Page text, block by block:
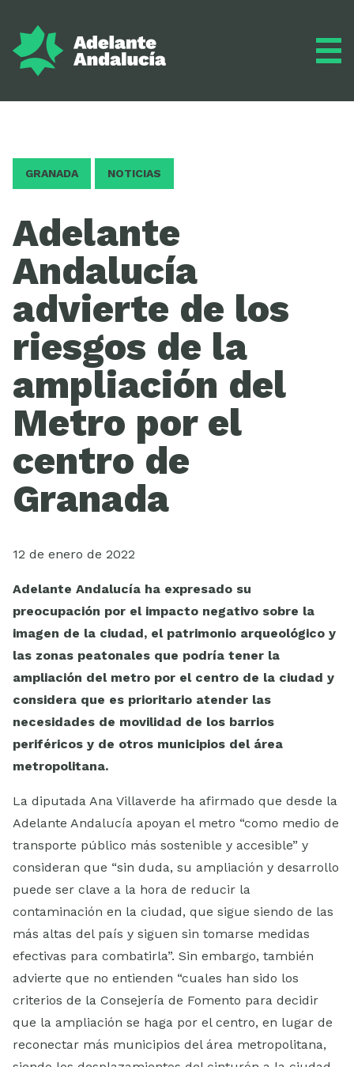
Inscríbete
ESCUELA
GRANADA NOTICIAS
Adelante
Andalucía
advierte de los
riesgos de la
ampliación del
Metro por el
centro de
Granada
12 de enero de 2022
Adelante Andalucía ha expresado su
preocupación por el impacto negativo sobre la
imagen de la ciudad, el patrimonio arqueológico y
las zonas peatonales que podría tener la
ampliación del metro por el centro de la ciudad y
considera que es prioritario atender las
necesidades de movilidad de los barrios
periféricos y de otros municipios del área
metropolitana.
La diputada Ana Villaverde ha afirmado que desde la
Adelante Andalucía apoyan el metro “como medio de
transporte público más sostenible y accesible” y
consideran que “sin duda, su ampliación y desarrollo
puede ser clave a la hora de reducir la
contaminación en la ciudad, que sigue siendo de las
más altas del país y siguen sin tomarse medidas
efectivas para combatirla”. Sin embargo, también
advierte que no entienden “cuales han sido los
criterios de la Consejería de Fomento para decidir
que la ampliación se haga por el centro, en lugar de
reconectar más municipios del área metropolitana,